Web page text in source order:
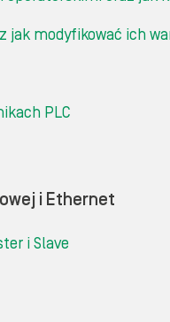
jak modyfikować ich
PLC
i Ethernet
i Slave